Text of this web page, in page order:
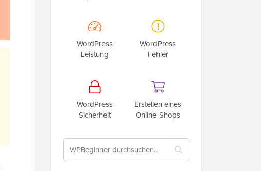
WordPress
Leistung
WordPress
Fehler
WordPress
Sicherheit
Erstellen eines
Online-Shops